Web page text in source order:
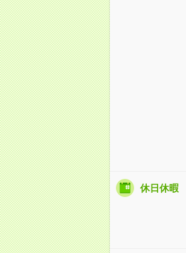
休日休暇